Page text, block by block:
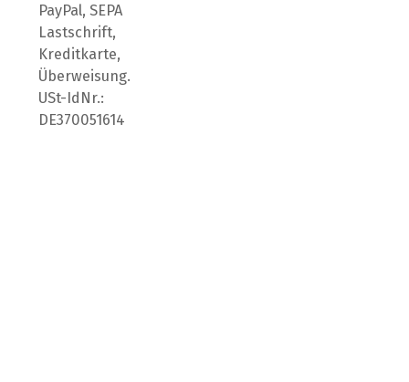
PayPal, SEPA
Lastschrift,
Kreditkarte,
Überweisung.
USt-IdNr.:
DE370051614